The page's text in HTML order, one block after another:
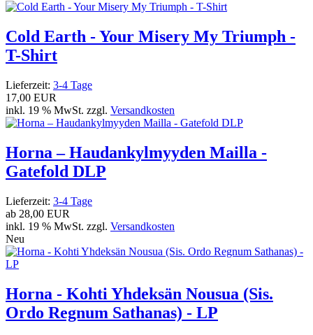
Cold Earth - Your Misery My Triumph -
T-Shirt
Lieferzeit: 3-4 Tage
17,00 EUR
inkl. 19 % MwSt. zzgl. Versandkosten
Horna – Haudankylmyyden Mailla -
Gatefold DLP
Lieferzeit: 3-4 Tage
ab 28,00 EUR
inkl. 19 % MwSt. zzgl. Versandkosten
Neu
Horna - Kohti Yhdeksän Nousua (Sis.
Ordo Regnum Sathanas) - LP